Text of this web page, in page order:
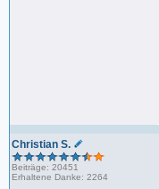
Christian S.
Beiträge: 20451
Erhaltene Danke: 2264